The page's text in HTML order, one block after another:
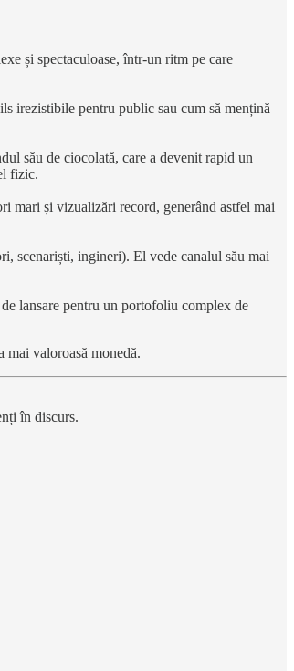
și spectaculoase, într-un ritm pe care
irezistibile pentru public sau cum să mențină
său de ciocolată, care a devenit rapid un
fizic.
mari și vizualizări record, generând astfel mai
scenariști, ingineri). El vede canalul său mai
lansare pentru un portofoliu complex de
valoroasă monedă.
în discurs.